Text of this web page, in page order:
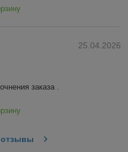
25.04.2026
заказа .
отзывы